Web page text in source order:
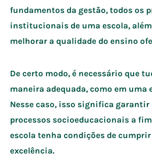
fundamentos da gestão, todos os
institucionais de uma escola,
melhorar a qualidade do ensino
De certo modo, é necessário que
maneira adequada, como em uma
Nesse caso, isso significa garantir
processos socioeducacionais a fim
escola tenha condições de
excelência.